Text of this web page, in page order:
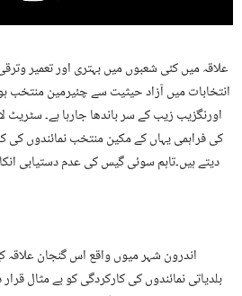
علاقہ میں کئی شعبوں میں بہتری اور تعمیر
انتخابات میں آزاد حیثیت سے چئیرمین منتخب
اورنگزیب زیب کے سر باندھا جارہا ہے۔
کی فراہمی یہاں کے مکین منتخب نمائندوں کی
دیتے ہیں۔تاہم سوئی گیس کی عدم دستیابی
اندرون شہر میوں واقع اس گنجان
بلدیاتی نمائندوں کی کارکردگی کو بے مثال